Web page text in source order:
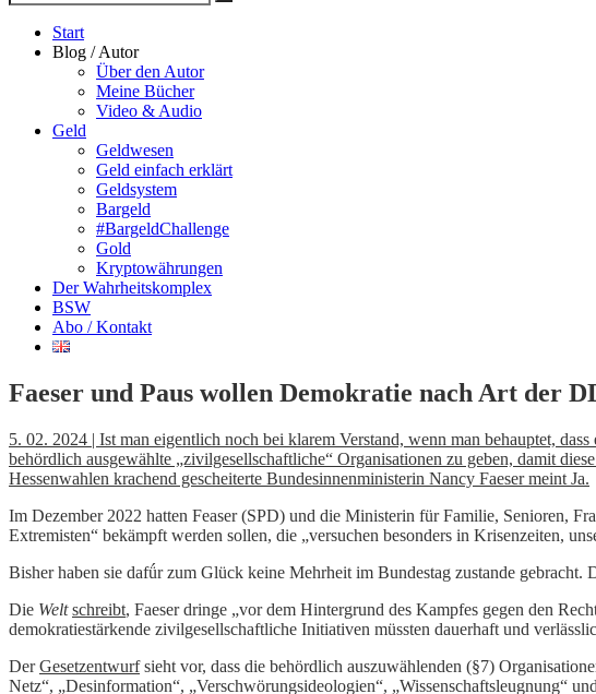
nach
Suche
Start
Blog / Autor
Über den Autor
Meine Bücher
Video & Audio
Geld
Geldwesen
Geld einfach erklärt
Geldsystem
Bargeld
#BargeldChallenge
Gold
Kryptowährungen
Der Wahrheitskomplex
BSW
Abo / Kontakt
Faeser und Paus wollen Demokratie nach Art der
5. 02. 2024 | Ist man eigentlich noch bei klarem Verstand, wenn man behauptet,
behördlich ausgewählte „zivilgesellschaftliche“ Organisationen zu geben, damit
Hessenwahlen krachend gescheiterte Bundesinnenministerin Nancy Faeser meint Ja.
Im Dezember 2022 hatten Feaser (SPD) und die Ministerin für Familie, Senioren,
Extremisten“ bekämpft werden sollen, die „versuchen besonders in Krisenzeiten,
Bisher haben sie dafǘr zum Glück keine Mehrheit im Bundestag zustande
Die Welt schreibt, Faeser dringe „vor dem Hintergrund des Kampfes gegen den
demokratiestärkende zivilgesellschaftliche Initiativen müssten dauerhaft und
DerGesetzentwurfsieht vor, dass die behördlich auszuwählenden (§7)
Netz“, „Desinformation“, „Verschwörungsideologien“, „Wissenschaftsleugnung“